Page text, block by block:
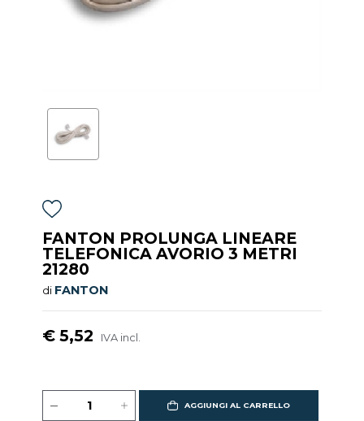
FANTON PROLUNGA LINEARE
TELEFONICA AVORIO 3 METRI
21280
di FANTON
€ 5,52 IVA incl.
AGGIUNGI AL CARRELLO